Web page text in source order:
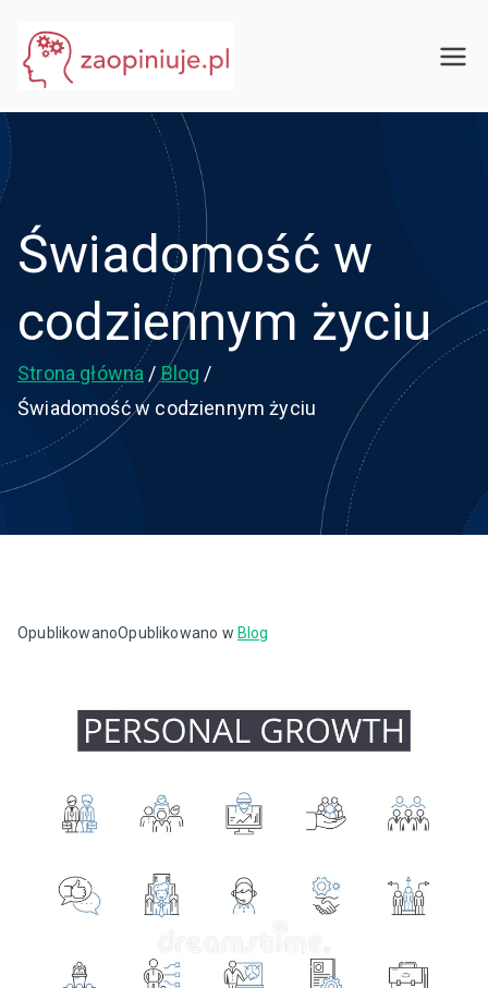
treści
Świadomość w
codziennym życiu
Strona główna
Blog
Świadomość w codziennym życiu
OpublikowanoOpublikowano w Blog